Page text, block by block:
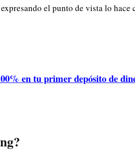
el punto de vista lo hace
en tu primer depósito de